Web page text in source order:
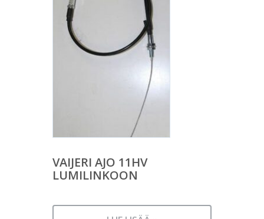
VAIJERI AJO 11HV
LUMILINKOON